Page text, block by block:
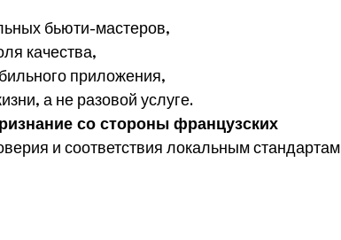
бьюти-мастеров,
качества,
приложения,
а не разовой услуге.
со стороны французских
и соответствия локальным стандартам